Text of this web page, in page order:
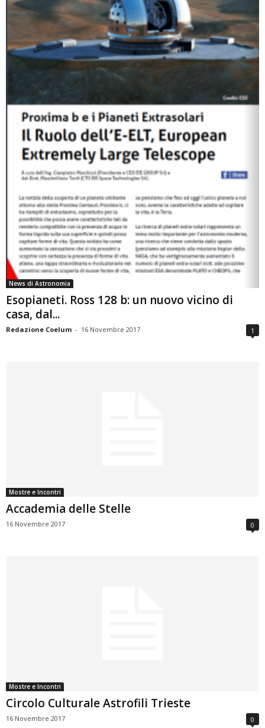
News di Astronomia
Esopianeti. Ross 128 b: un nuovo vicino di
casa, dal...
Redazione Coelum - 16 Novembre 2017 1
Mostre e Incontri
Accademia delle Stelle
16 Novembre 2017 0
Mostre e Incontri
Circolo Culturale Astrofili Trieste
16 Novembre 2017 0